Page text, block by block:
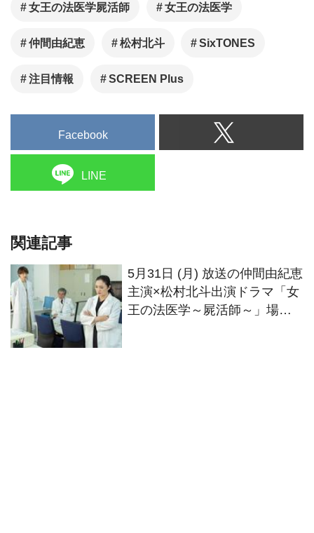
女王の法医学屍活師 女王の法医学
仲間由紀恵 松村北斗 SixTONES
注目情報 SCREEN Plus
Facebook
LINE
関連記事
5月31日 (月) 放送の仲間由紀恵
主演×松村北斗出演ドラマ「女
王の法医学～屍活師～」場面